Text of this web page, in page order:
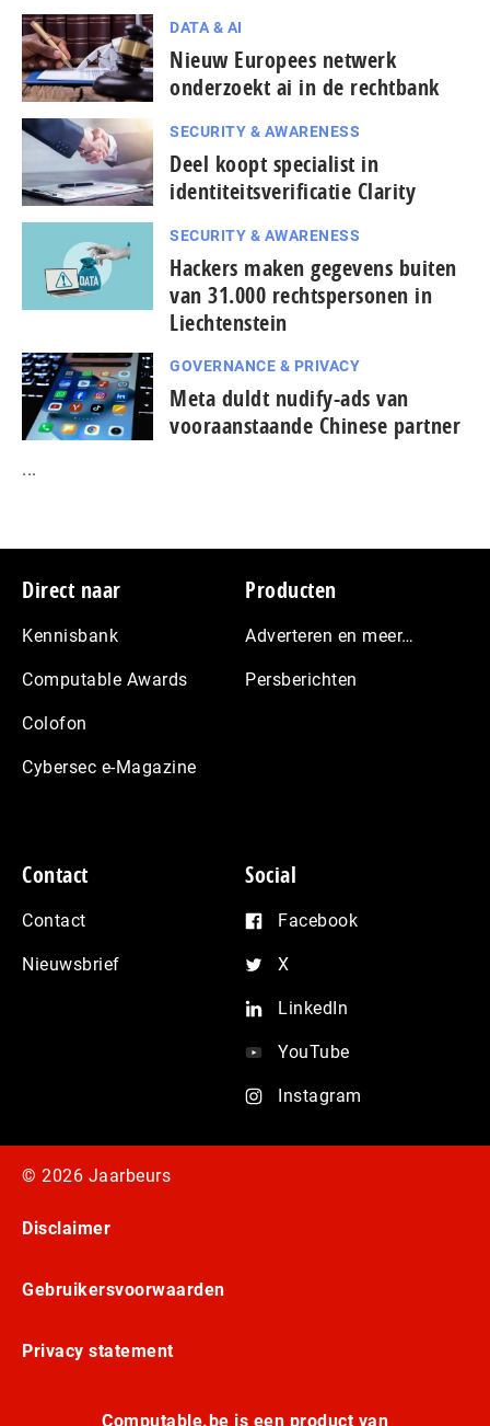
DATA & AI
Nieuw Europees netwerk
onderzoekt ai in de rechtbank
SECURITY & AWARENESS
Deel koopt specialist in
identiteitsverificatie Clarity
SECURITY & AWARENESS
Hackers maken gegevens buiten
van 31.000 rechtspersonen in
Liechtenstein
GOVERNANCE & PRIVACY
Meta duldt nudify-ads van
vooraanstaande Chinese partner
...
Footer
Direct naar
Kennisbank
Computable Awards
Colofon
Cybersec e-Magazine
Producten
Adverteren en meer…
Persberichten
Contact
Contact
Nieuwsbrief
Social
Facebook
X
LinkedIn
YouTube
Instagram
© 2026 Jaarbeurs
Disclaimer
Gebruikersvoorwaarden
Privacy statement
Computable.be is een product van